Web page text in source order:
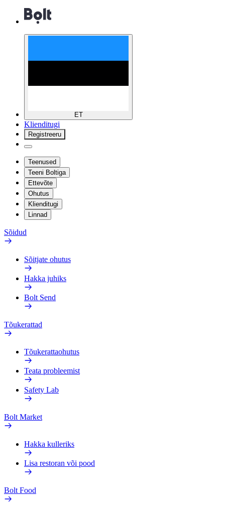
ET
Klienditugi
Registreeru
Teenused
Teeni Boltiga
Ettevõte
Ohutus
Klienditugi
Linnad
Sõidud
Sõitjate ohutus
Hakka juhiks
Bolt Send
Tõukerattad
Tõukerattaohutus
Teata probleemist
Safety Lab
Bolt Market
Hakka kulleriks
Lisa restoran või pood
Bolt Food